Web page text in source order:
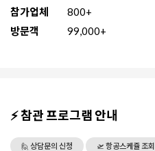
참가업체
800+
방문객
99,000+
⚡ 참관 프로그램 안내
🙋 상담문의 신청 🛫 항공스케쥴 조회